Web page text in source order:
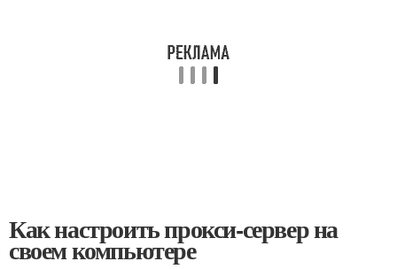
Как настроить прокси-сервер на
своем компьютере